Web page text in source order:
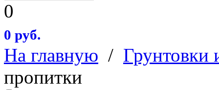
0
0 руб.
На главную / Грунтовки
пропитки